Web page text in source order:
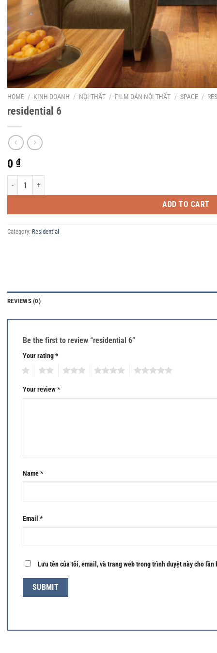
HOME / KINH DOANH / NỘI THẤT / FILM DÁN NỘI THẤT / SPACE /
residential 6
0 ₫
residential 6 quantity
ADD TO CART
Category: Residential
REVIEWS (0)
Be the first to review “residential 6”
Your rating*
Your review*
Name*
Email *
Lưu tên của tôi, email, và trang web trong trình duyệt này cho